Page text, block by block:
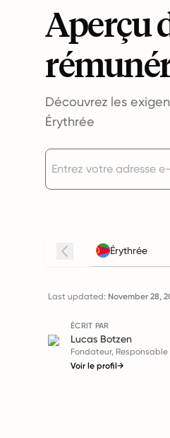
Aperçu
Découvrez les
Érythrée
Érythrée
Last updated: November 28,
ÉCRIT PAR
Lucas Botzen
Fondateur,
Voir le profil→